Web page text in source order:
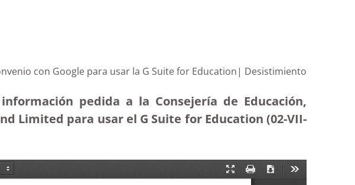
con Google para usar la G Suite for Education| Desistimiento
pedida a la Consejería de Educación,
Limited para usar el G Suite for Education (02-VII-